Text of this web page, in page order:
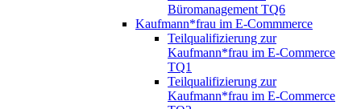
Büromanagement TQ6
Kaufmann*frau im E-Commmerce
Teilqualifizierung zur
Kaufmann*frau im E-Commerce
TQ1
Teilqualifizierung zur
Kaufmann*frau im E-Commerce